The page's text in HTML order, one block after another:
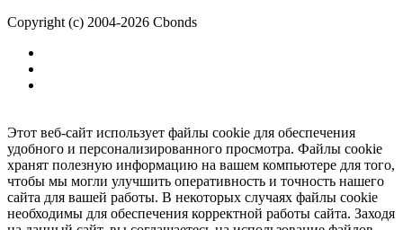
Copyright (c) 2004-2026 Cbonds
Этот веб-сайт использует файлы cookie для обеспечения
удобного и персонализированного просмотра. Файлы cookie
хранят полезную информацию на вашем компьютере для того,
чтобы мы могли улучшить оперативность и точность нашего
сайта для вашей работы. В некоторых случаях файлы cookie
необходимы для обеспечения корректной работы сайта. Заходя